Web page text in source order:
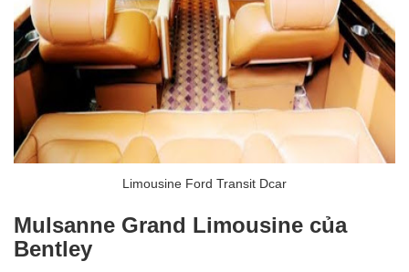
Limousine Ford Transit Dcar
Mulsanne Grand Limousine của
Bentley